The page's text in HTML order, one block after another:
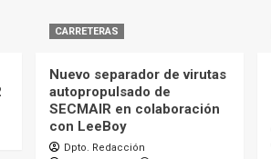
CARRETERAS
Nuevo separador de virutas
autopropulsado de
SECMAIR en colaboración
con LeeBoy
Dpto. Redacción